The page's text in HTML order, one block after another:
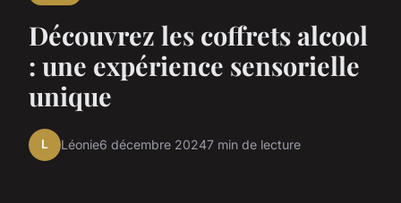
Découvrez les coffrets alcool
: une expérience sensorielle
unique
L Léonie6 décembre 20247 min de lecture